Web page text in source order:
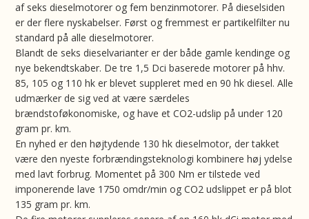
af seks dieselmotorer og fem benzinmotorer. På dieselsiden
er der flere nyskabelser. Først og fremmest er partikelfilter nu
standard på alle dieselmotorer.
Blandt de seks dieselvarianter er der både gamle kendinge og
nye bekendtskaber. De tre 1,5 Dci baserede motorer på hhv.
85, 105 og 110 hk er blevet suppleret med en 90 hk diesel. Alle
udmærker de sig ved at være særdeles
brændstoføkonomiske, og have et CO2-udslip på under 120
gram pr. km.
En nyhed er den højtydende 130 hk dieselmotor, der takket
være den nyeste forbrændingsteknologi kombinere høj ydelse
med lavt forbrug. Momentet på 300 Nm er tilstede ved
imponerende lave 1750 omdr/min og CO2 udslippet er på blot
135 gram pr. km.